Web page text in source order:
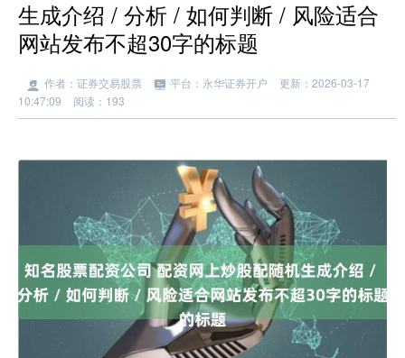
生成介绍 / 分析 / 如何判断 / 风险适合
网站发布不超30字的标题
作者：证券交易股票 平台：永华证券开户
更新：2026-03-17
10:47:09
阅读：193